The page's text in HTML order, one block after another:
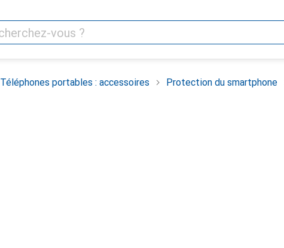
Téléphones portables : accessoires Protection du smartphone